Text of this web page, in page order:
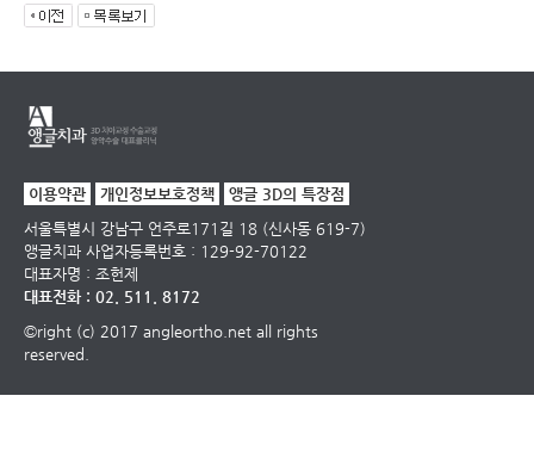
이용약관 개인정보보호정책
앵글 3D의 특장점
서울특별시 강남구 언주로171길 18 (신사동 619-7)
앵글치과 사업자등록번호 : 129-92-70122
대표자명 : 조헌제
대표전화 : 02. 511. 8172
©right (c) 2017 angleortho.net all rights
reserved.